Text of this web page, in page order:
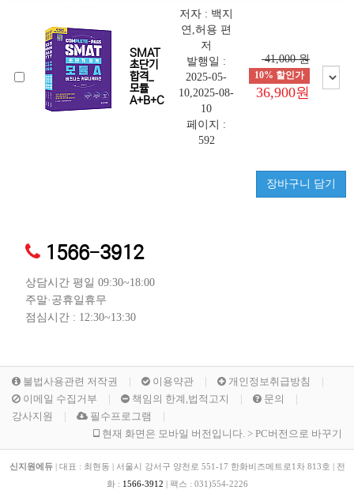
SMAT
초단기
합격_
모듈
A+B+C
저자 : 백지
연,허용 편
저
발행일 :
2025-05-
10,2025-08-
10
페이지 :
592
41,000 원
10% 할인가
36,900원
장바구니 담기
1566-3912
상담시간 평일 09:30~18:00
주말·공휴일휴무
점심시간 : 12:30~13:30
불법사용관련 저작권 이용약관
개인정보취급방침
이메일 수집거부
책임의 한계,법적고지
문의
강사지원
필수프로그램
현재 화면은 모바일 버전입니다. > PC버전으로 바꾸기
신지원에듀 |대표 : 최현동 |서울시 강서구 양천로 551-17 한화비즈메트로1차 813호 |전
화 : 1566-3912 |팩스 : 031)554-2226